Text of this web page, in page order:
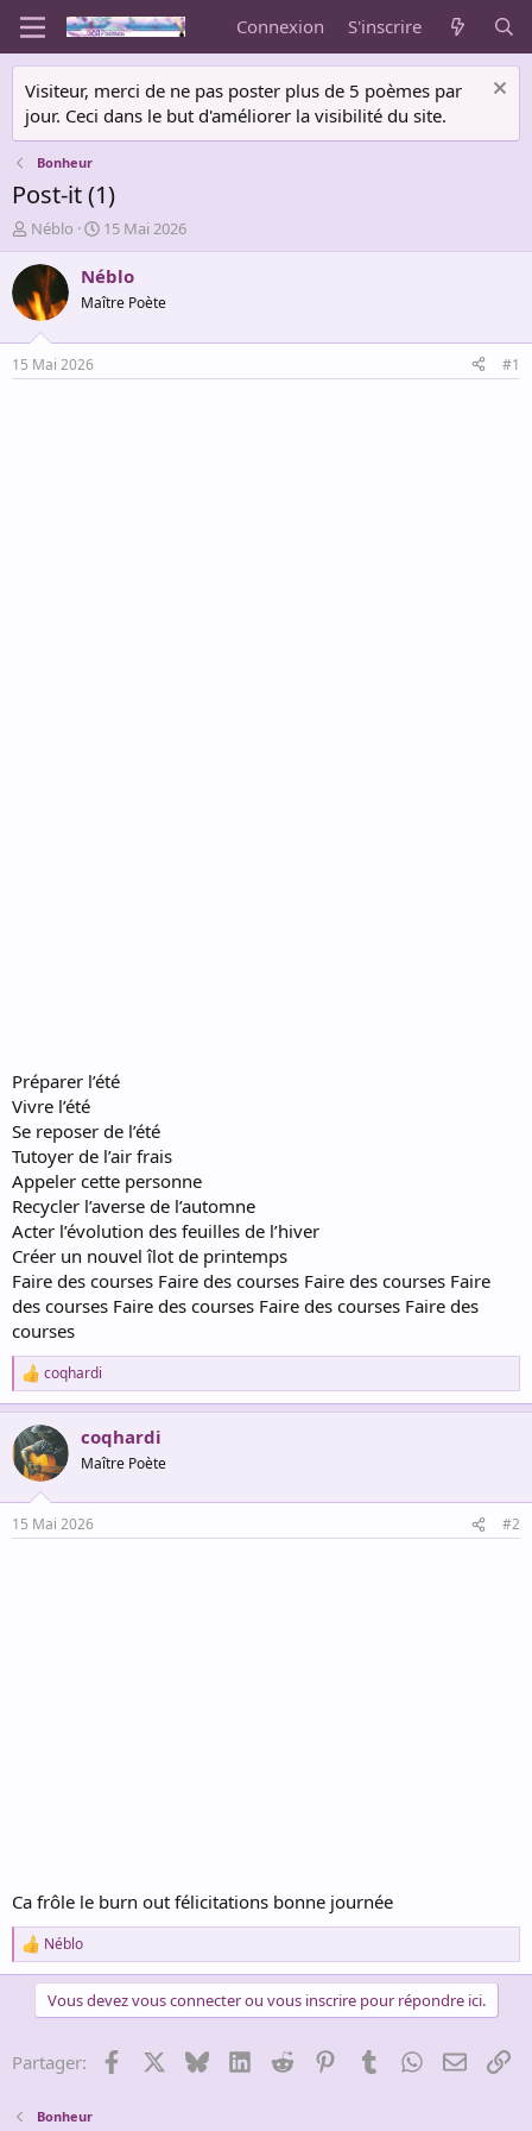
Connexion S'inscrire
Visiteur, merci de ne pas poster plus de 5 poèmes par
jour. Ceci dans le but d'améliorer la visibilité du site.
Bonheur
Post-it (1)
A
u
t
e
u
r
d
e
Néblo
D
a
t
e
d
é
15 Mai 2026
Néblo
Maître Poète
15 Mai 2026 #1
Préparer l’été
Vivre l’été
Se reposer de l’été
Tutoyer de l’air frais
Appeler cette personne
Recycler l’averse de l’automne
Acter l’évolution des feuilles de l’hiver
Créer un nouvel îlot de printemps
Faire des courses Faire des courses Faire des courses Faire
des courses Faire des courses Faire des courses Faire des
courses
R
e
a
c
t
i
s
coqhardi
coqhardi
Maître Poète
15 Mai 2026 #2
Ca frôle le burn out félicitations bonne journée
R
e
o
:
Néblo
Vous devez vous connecter ou vous inscrire pour répondre ici.
Partager: Facebook BlueskyLinkedInReddit PinterestTumblrWhatsApp
Email
Bonheur